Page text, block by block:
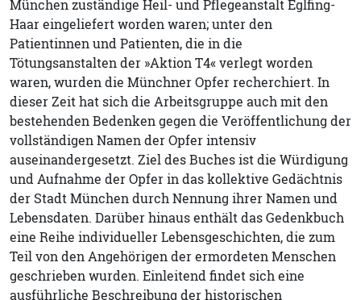
München zuständige Heil- und Pflegeanstalt Eglfing-
Haar eingeliefert worden waren; unter den
Patientinnen und Patienten, die in die
Tötungsanstalten der »Aktion T4« verlegt worden
waren, wurden die Münchner Opfer recherchiert. In
dieser Zeit hat sich die Arbeitsgruppe auch mit den
bestehenden Bedenken gegen die Veröffentlichung der
vollständigen Namen der Opfer intensiv
auseinandergesetzt. Ziel des Buches ist die Würdigung
und Aufnahme der Opfer in das kollektive Gedächtnis
der Stadt München durch Nennung ihrer Namen und
Lebensdaten. Darüber hinaus enthält das Gedenkbuch
eine Reihe individueller Lebensgeschichten, die zum
Teil von den Angehörigen der ermordeten Menschen
geschrieben wurden. Einleitend findet sich eine
ausführliche Beschreibung der historischen